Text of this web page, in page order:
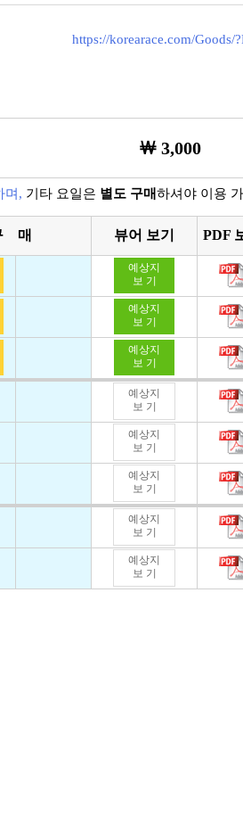
https://korearace.com/Goods/
￦ 3,000
며, 기타 요일은 별도 구매하셔야 이용
매 뷰어 보기 PDF
예상지
보 기
예상지
보 기
예상지
보 기
예상지
보 기
예상지
보 기
예상지
보 기
예상지
보 기
예상지
보 기